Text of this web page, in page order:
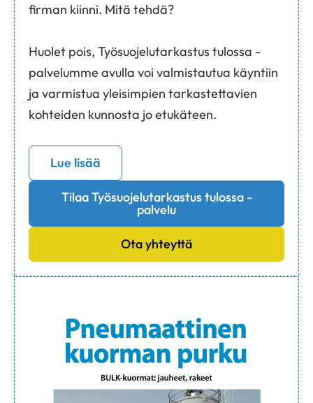
firman kiinni. Mitä tehdä?
Huolet pois, Työsuojelutarkastus tulossa -
palvelumme avulla voi valmistautua käyntiin
ja varmistua yleisimpien tarkastettavien
kohteiden kunnosta jo etukäteen.
Lue lisää
Tilaa Työsuojelutarkastus tulossa -
palvelu
Ota yhteyttä